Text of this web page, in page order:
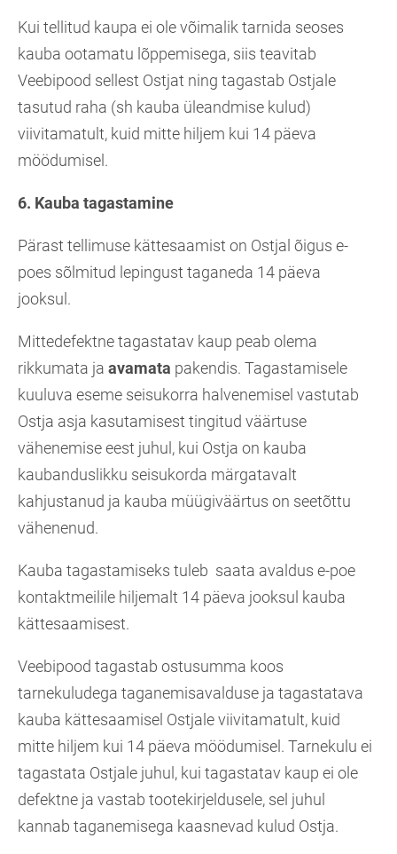
Kui tellitud kaupa ei ole võimalik tarnida seoses
kauba ootamatu lõppemisega, siis teavitab
Veebipood sellest Ostjat ning tagastab Ostjale
tasutud raha (sh kauba üleandmise kulud)
viivitamatult, kuid mitte hiljem kui 14 päeva
möödumisel.
6. Kauba tagastamine
Pärast tellimuse kättesaamist on Ostjal õigus e-
poes sõlmitud lepingust taganeda 14 päeva
jooksul.
Mittedefektne tagastatav kaup peab olema
rikkumata ja avamata pakendis. Tagastamisele
kuuluva eseme seisukorra halvenemisel vastutab
Ostja asja kasutamisest tingitud väärtuse
vähenemise eest juhul, kui Ostja on kauba
kaubanduslikku seisukorda märgatavalt
kahjustanud ja kauba müügiväärtus on seetõttu
vähenenud.
Kauba tagastamiseks tuleb saata avaldus e-poe
kontaktmeilile hiljemalt 14 päeva jooksul kauba
kättesaamisest.
Veebipood tagastab ostusumma koos
tarnekuludega taganemisavalduse ja tagastatava
kauba kättesaamisel Ostjale viivitamatult, kuid
mitte hiljem kui 14 päeva möödumisel. Tarnekulu ei
tagastata Ostjale juhul, kui tagastatav kaup ei ole
defektne ja vastab tootekirjeldusele, sel juhul
kannab taganemisega kaasnevad kulud Ostja.